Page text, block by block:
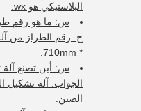
البلاستيكي هو wx.
س: ما هو رقم
* 710mm.
س: أين تصنع آلة
الجواب: آلة تشكيل
الصين.